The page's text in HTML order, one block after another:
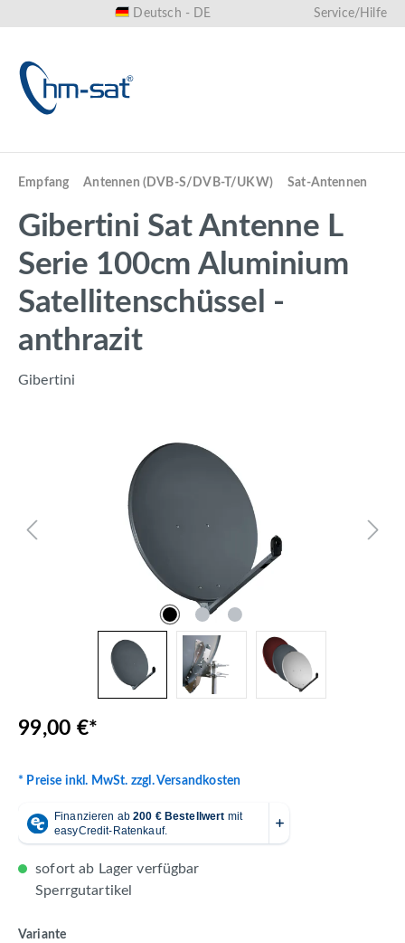
Deutsch - DE Service/Hilfe
Empfang Antennen (DVB-S/DVB-T/UKW) Sat-Antennen
Gibertini Sat Antenne L
Serie 100cm Aluminium
Satellitenschüssel -
anthrazit
Gibertini
99,00 €*
* Preise inkl. MwSt. zzgl. Versandkosten
sofort ab Lager verfügbar
Sperrgutartikel
Varianteauswählen